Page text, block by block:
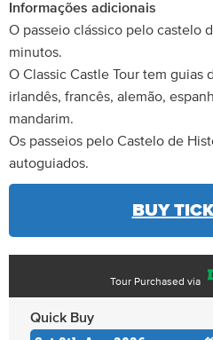
Informações adicionais
O passeio clássico pelo castelo
minutos.
O Classic Castle Tour tem guias
irlandês, francês, alemão,
mandarim.
Os passeios pelo Castelo de
autoguiados.
BUY
Tour Purchased via
Quick Buy